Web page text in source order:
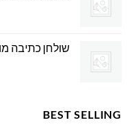
שולחן כתיבה
BEST SELLING